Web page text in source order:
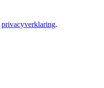
privacyverklaring.